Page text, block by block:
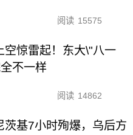
阅读 15575
空惊雷起！东大\"八一
不一样
阅读 14862
茨基7小时殉爆，乌后方